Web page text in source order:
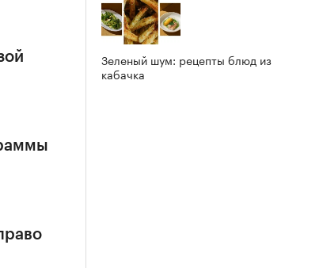
Зеленый шум: рецепты блюд из
кабачка